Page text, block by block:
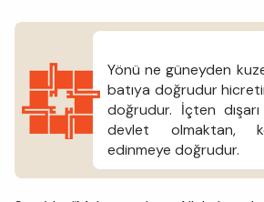
Yönü ne güneyden
batıya doğrudur
doğrudur. İçten
devlet olmaktan,
edinmeye doğrudur.